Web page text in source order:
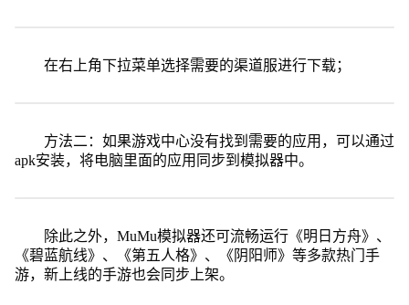
在右上角下拉菜单选择需要的渠道服进行下载；
方法二：如果游戏中心没有找到需要的应用，可以通过
apk安装，将电脑里面的应用同步到模拟器中。
除此之外，MuMu模拟器还可流畅运行《明日方舟》、
《碧蓝航线》、《第五人格》、《阴阳师》等多款热门手
游，新上线的手游也会同步上架。